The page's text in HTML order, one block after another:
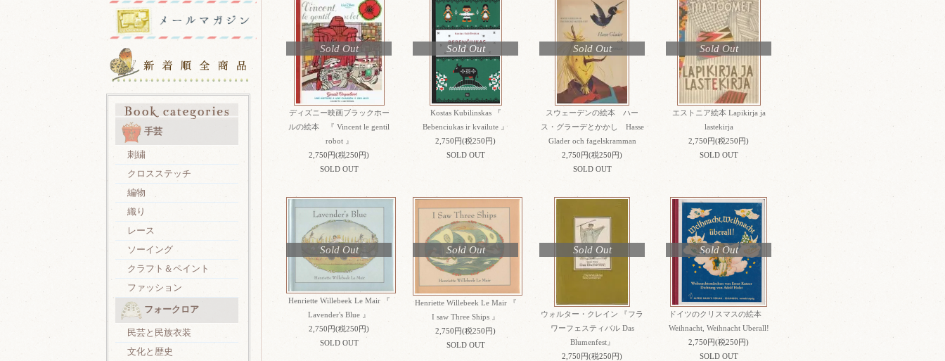
手芸
刺繍
クロスステッチ
編物
織り
レース
ソーイング
クラフト＆ペイント
ファッション
フォークロア
民芸と民族衣装
文化と歴史
Sold Out
ディズニー映画ブラックホー
ルの絵本 『 Vincent le gentil
robot 』
2,750円(税250円)
SOLD OUT
Sold Out
Kostas Kubilinskas 『
Bebenciukas ir kvailute 』
2,750円(税250円)
SOLD OUT
Sold Out
スウェーデンの絵本 ハー
ス・グラーデとかかし Hasse
Glader och fagelskramman
2,750円(税250円)
SOLD OUT
Sold Out
エストニア絵本 Lapikirja ja
lastekirja
2,750円(税250円)
SOLD OUT
Sold Out
Henriette Willebeek Le Mair 『
Lavender's Blue 』
2,750円(税250円)
SOLD OUT
Sold Out
Henriette Willebeek Le Mair 『
I saw Three Ships 』
2,750円(税250円)
SOLD OUT
Sold Out
ウォルター・クレイン 『フラ
ワーフェスティバル Das
Blumenfest』
2,750円(税250円)
Sold Out
ドイツのクリスマスの絵本
Weihnacht, Weihnacht Uberall!
2,750円(税250円)
SOLD OUT